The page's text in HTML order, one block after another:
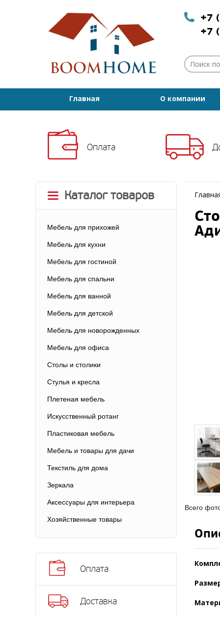
+7
+7
Главная О компании
Оплата
Каталог товаров
Мебель для прихожей
Мебель для кухни
Мебель для гостиной
Мебель для спальни
Мебель для ванной
Мебель для детской
Мебель для новорожденных
Мебель для офиса
Столы и столики
Стулья и кресла
Плетеная мебель
Искусственный ротанг
Пластиковая мебель
Мебель и товары для дачи
Текстиль для дома
Зеркала
Аксессуары для интерьера
Хозяйственные товары
Оплата
Доставка
Всего